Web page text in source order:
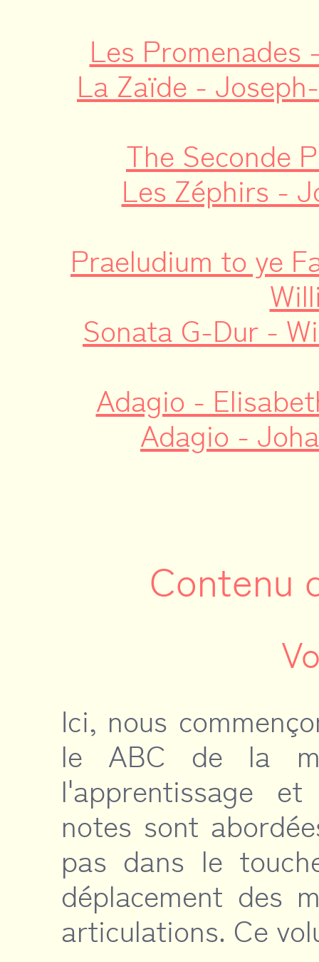
Les Promenades
La Zaïde -
The Seconde
Les Zéphirs -
Praeludium to ye
Sonata G-Dur -
Adagio -
Adagio -
Contenu
Ici, nous
le ABC de la
l'apprentissage
notes sont
pas dans le
déplacement des
articulations. Ce